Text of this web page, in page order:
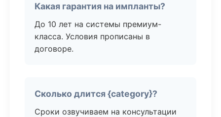
Какая гарантия на импланты?
До 10 лет на системы премиум-
класса. Условия прописаны в
договоре.
Сколько длится {category}?
Сроки озвучиваем на консультации